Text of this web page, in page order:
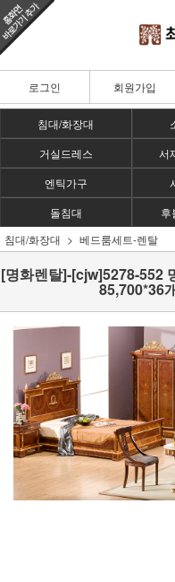
로그인 회원가입
침대/화장대
거실드레스
서
엔틱가구
돌침대
후
침대/화장대
베드룸세트-렌탈
[명화렌탈]-[cjw]5278-552
85,700*36